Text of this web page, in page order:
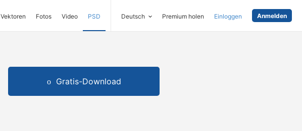
Vektoren Fotos Video PSD Deutsch Premium holen Einloggen Anmelden
Gratis-Download